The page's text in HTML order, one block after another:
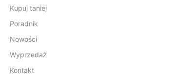
Kupuj taniej
Poradnik
Nowości
Wyprzedaż
Kontakt